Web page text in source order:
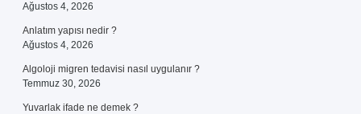
Ağustos 4, 2026
Anlatım yapısı nedir ?
Ağustos 4, 2026
Algoloji migren tedavisi nasıl uygulanır ?
Temmuz 30, 2026
Yuvarlak ifade ne demek ?